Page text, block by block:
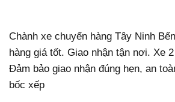
Chành xe chuyển hàng Tây Ninh
hàng giá tốt. Giao nhận tận nơi. Xe
Đảm bảo giao nhận đúng hẹn, an
bốc xếp